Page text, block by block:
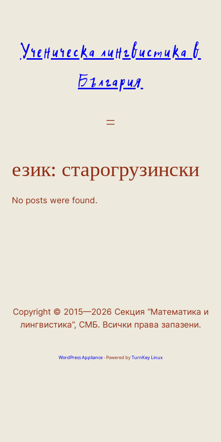
Ученическа лингвистика в
България
език: старогрузински
No posts were found.
Copyright © 2015—2026 Секция “Математика и
лингвистика”, СМБ. Всички права запазени.
WordPress Appliance- Powered byTurnKey Linux